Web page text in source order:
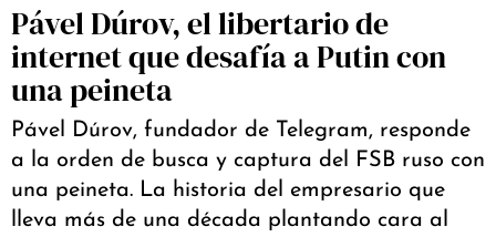
Pável Dúrov, el libertario de
internet que desafía a Putin con
una peineta
Pável Dúrov, fundador de Telegram, responde
a la orden de busca y captura del FSB ruso con
una peineta. La historia del empresario que
lleva más de una década plantando cara al